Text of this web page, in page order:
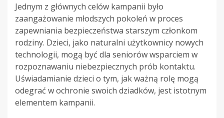
Jednym z głównych celów kampanii było
zaangażowanie młodszych pokoleń w proces
zapewniania bezpieczeństwa starszym członkom
rodziny. Dzieci, jako naturalni użytkownicy nowych
technologii, mogą być dla seniorów wsparciem w
rozpoznawaniu niebezpiecznych prób kontaktu.
Uświadamianie dzieci o tym, jak ważną rolę mogą
odegrać w ochronie swoich dziadków, jest istotnym
elementem kampanii.